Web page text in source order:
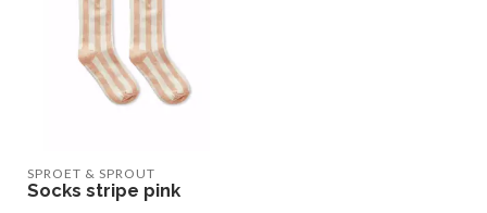
SPROET & SPROUT
Socks stripe pink